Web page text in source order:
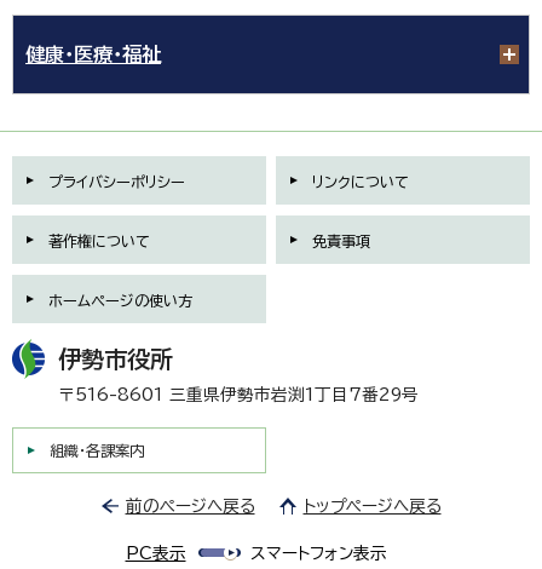
健康・医療・福祉
プライバシーポリシー リンクについて
著作権について 免責事項
ホームページの使い方
伊勢市役所
〒516-8601 三重県伊勢市岩渕1丁目7番29号
組織・各課案内
前のページへ戻る トップページへ戻る
PC表示 スマートフォン表示